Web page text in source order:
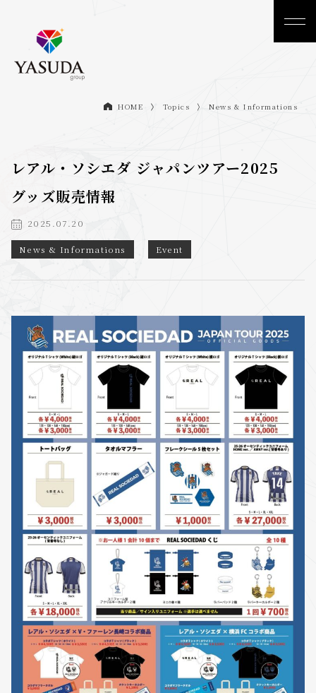
HOME Topics News & Informations
レアル・ソシエダ ジャパンツアー2025
グッズ販売情報
2025.07.20
News & Informations Event